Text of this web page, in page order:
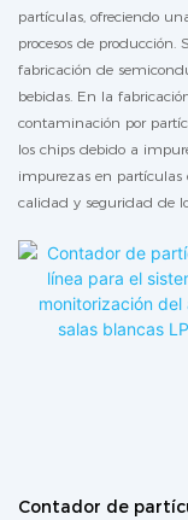
partículas, ofreciendo
procesos de
fabricación de
bebidas. En la
contaminación por
los chips debido a
impurezas en
calidad y seguridad de
Contador de